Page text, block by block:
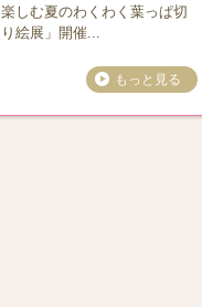
楽しむ夏のわくわく葉っぱ切
り絵展」開催...
もっと見る